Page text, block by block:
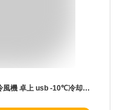
【COUPONで5,080円】 冷風扇 小型 冷風機 卓上 usb -10℃冷却＆超パワー 冷風扇風機 ポータブルエアコン 氷 涼しい UV除菌ライト 3段階風量 静音 タイマー 7色LED 卓上扇風機 dc ハンディ 卓上クーラー ミニクーラー ポータブルクーラー スポットクーラー 暑さ対策